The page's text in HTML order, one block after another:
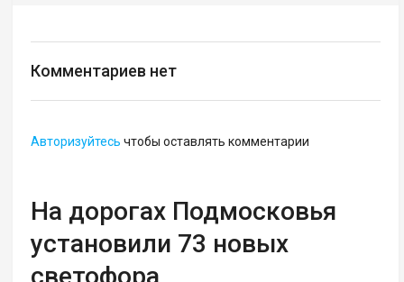
Комментариев нет
Авторизуйтесь чтобы оставлять комментарии
На дорогах Подмосковья
установили 73 новых